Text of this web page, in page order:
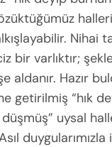
Nihai
bir varlıktır;
aldanır. Hazır
getirilmiş “hık
uysal